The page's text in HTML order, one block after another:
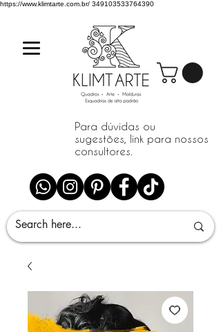
https://www.klimtarte.com.br/ 349103533764390
Para dúvidas ou
sugestões, link para nossos
consultores.